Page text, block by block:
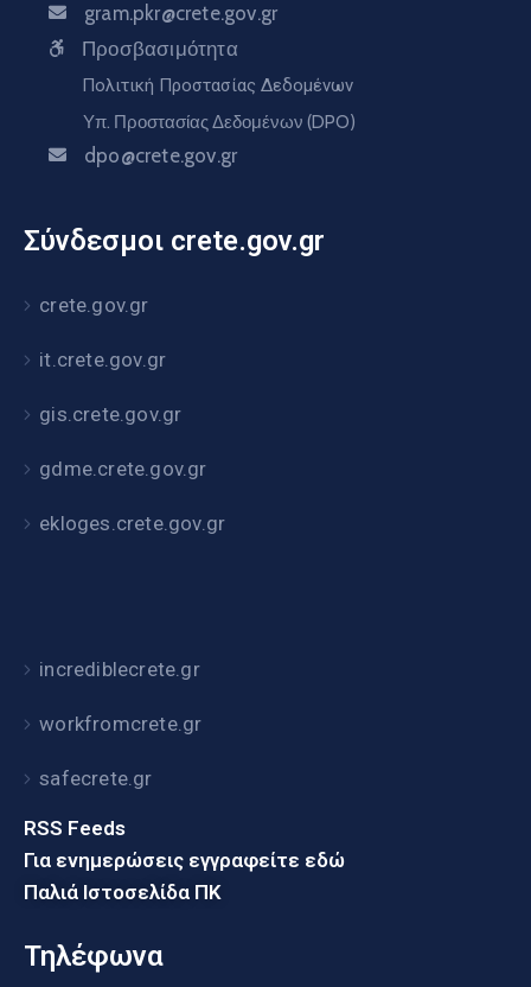
gram.pkr@crete.gov.gr
Προσβασιμότητα
Πολιτική Προστασίας Δεδομένων
Υπ. Προστασίας Δεδομένων (DPO)
dpo@crete.gov.gr
Σύνδεσμοι crete.gov.gr
crete.gov.gr
it.crete.gov.gr
gis.crete.gov.gr
gdme.crete.gov.gr
ekloges.crete.gov.gr
incrediblecrete.gr
workfromcrete.gr
safecrete.gr
RSS Feeds
Για ενημερώσεις εγγραφείτε εδώ
Παλιά Ιστοσελίδα ΠΚ
Τηλέφωνα